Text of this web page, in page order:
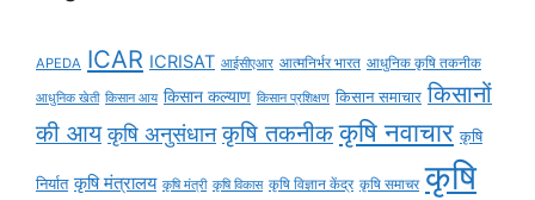
APEDA ICAR ICRISAT आईसीएआर आत्मनिर्भर भारत आधुनिक कृषि तकनीक
आधुनिक खेती किसान आय किसान कल्याण किसान प्रशिक्षण किसान समाचार किसानों
की आय कृषि अनुसंधान कृषि तकनीक कृषि नवाचार कृषि
निर्यात कृषि मंत्रालय कृषि मंत्री कृषि विकास कृषि विज्ञान केंद्र कृषि समाचर कृषि